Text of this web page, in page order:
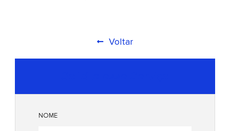
Voltar
NOME